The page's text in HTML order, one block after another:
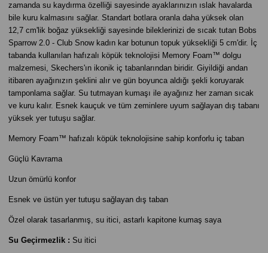
zamanda su kaydırma özelliği sayesinde ayaklarınızın ıslak havalarda
bile kuru kalmasını sağlar. Standart botlara oranla daha yüksek olan
12,7 cm'lik boğaz yüksekliği sayesinde bileklerinizi de sıcak tutan Bobs
Sparrow 2.0 - Club Snow kadın kar botunun topuk yüksekliği 5 cm'dir. İç
tabanda kullanılan hafızalı köpük teknolojisi Memory Foam™ dolgu
malzemesi, Skechers'ın ikonik iç tabanlarından biridir. Giyildiği andan
itibaren ayağınızın şeklini alır ve gün boyunca aldığı şekli koruyarak
tamponlama sağlar. Su tutmayan kumaşı ile ayağınız her zaman sıcak
ve kuru kalır. Esnek kauçuk ve tüm zeminlere uyum sağlayan dış tabanı
yüksek yer tutuşu sağlar.
Memory Foam™ hafızalı köpük teknolojisine sahip konforlu iç taban
Güçlü Kavrama
Uzun ömürlü konfor
Esnek ve üstün yer tutuşu sağlayan dış taban
Özel olarak tasarlanmış, su itici, astarlı kapitone kumaş saya
Su Geçirmezlik : Su itici